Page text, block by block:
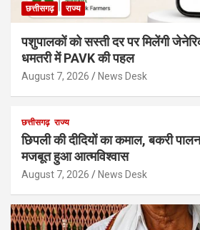
छत्तीसगढ़ राज्य
पशुपालकों को सस्ती दर पर मिलेंगी
धमतरी में PAVK की पहल
August 7, 2026 News Desk
छत्तीसगढ़ राज्य
छिपली की दीदियों का कमाल, बकरी
मजबूत हुआ आत्मविश्वास
August 7, 2026 News Desk